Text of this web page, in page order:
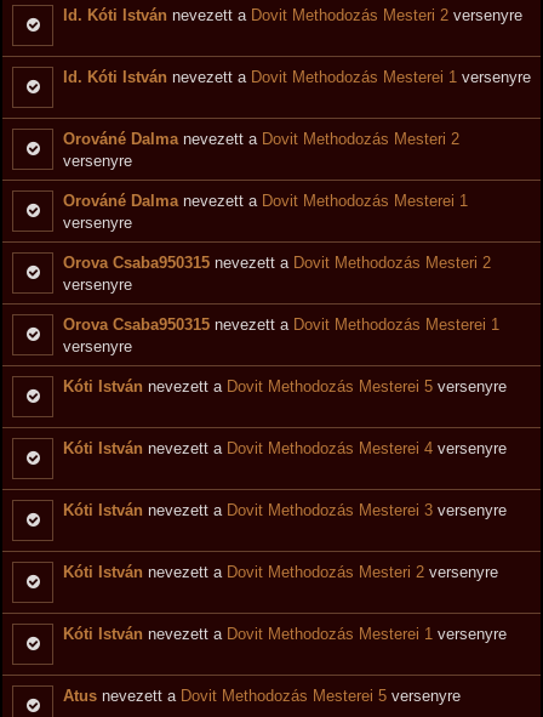
Id. Kóti István nevezett a Dovit Methodozás Mesteri 2 versenyre
Id. Kóti István nevezett a Dovit Methodozás Mesterei 1 versenyre
Orováné Dalma nevezett a Dovit Methodozás Mesteri 2
versenyre
Orováné Dalma nevezett a Dovit Methodozás Mesterei 1
versenyre
Orova Csaba950315 nevezett a Dovit Methodozás Mesteri 2
versenyre
Orova Csaba950315 nevezett a Dovit Methodozás Mesterei 1
versenyre
Kóti István nevezett a Dovit Methodozás Mesterei 5 versenyre
Kóti István nevezett a Dovit Methodozás Mesterei 4 versenyre
Kóti István nevezett a Dovit Methodozás Mesterei 3 versenyre
Kóti István nevezett a Dovit Methodozás Mesteri 2 versenyre
Kóti István nevezett a Dovit Methodozás Mesterei 1 versenyre
Atus nevezett a Dovit Methodozás Mesterei 5 versenyre